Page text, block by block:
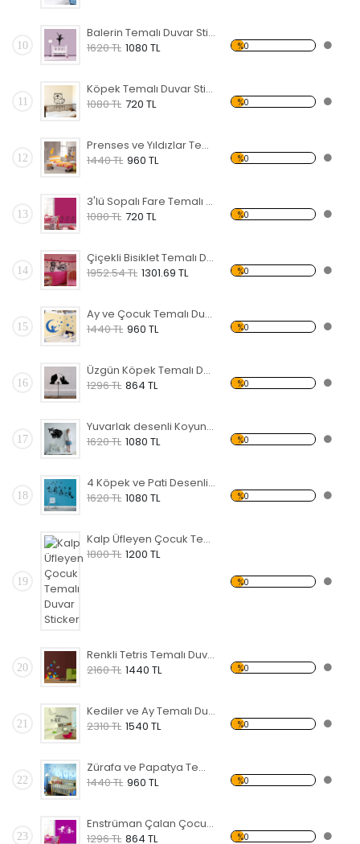
10
Balerin Temalı Duvar Sticker
1620 TL 1080 TL %0
11
Köpek Temalı Duvar Sticker
1080 TL 720 TL %0
12
Prenses ve Yıldızlar Temalı Duvar Sticker
1440 TL 960 TL %0
13
3'lü Sopalı Fare Temalı Duvar Sticker
1080 TL 720 TL %0
14
Çiçekli Bisiklet Temalı Duvar Sticker
1952.54 TL 1301.69 TL %0
15
Ay ve Çocuk Temalı Duvar Sticker
1440 TL 960 TL %0
16
Üzgün Köpek Temalı Duvar Sticker
1296 TL 864 TL %0
17
Yuvarlak desenli Koyun Temalı Duvar Sticker
1620 TL 1080 TL %0
18
4 Köpek ve Pati Desenli Temalı Duvar Sticker
1620 TL 1080 TL %0
19
Kalp Üfleyen Çocuk Temalı Duvar Sticker
1800 TL 1200 TL
%0
20
Renkli Tetris Temalı Duvar Sticker
2160 TL 1440 TL %0
21
Kediler ve Ay Temalı Duvar Sticker
2310 TL 1540 TL %0
22
Zürafa ve Papatya Temalı Duvar Sticker
1440 TL 960 TL %0
23
Enstrüman Çalan Çocuk Temalı Duvar Sticker
1296 TL 864 TL %0